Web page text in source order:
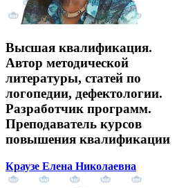
Высшая квалификация.
Автор методической
литературы, статей по
логопедии, дефектологии.
Разработчик программ.
Преподаватель курсов
повышения квалификации
Краузе Елена Николаевна